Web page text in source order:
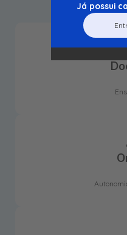
Já possui